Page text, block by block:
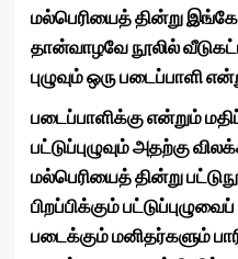
மல்பெரியைத் தின்று இங்கே
தான்வாழவே நூலில்
புழுவும் ஒரு படைப்பாளி
படைப்பாளிக்கு என்றும்
பட்டுப்புழுவும் அதற்கு
மல்பெரியைத் தின்று
பிறப்பிக்கும்
படைக்கும் மனிதர்களும்